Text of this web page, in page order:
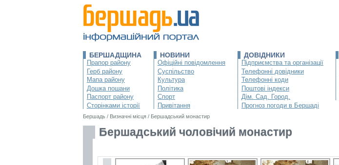
БЕРШАДЩИНА
Прапор району
Герб району
Мапа району
Дошка пошани
Паспорт району
Сторінками історії
НОВИНИ
Офіційні повідомлення
Суспільство
Культура
Політика
Спорт
Привітання
ДОВІДНИКИ
Підприємства та організації
Телефонні довідники
Телефонні коди
Поштові індекси
Дім. Сад. Город.
Прогноз погоди в Бершаді
Бершадь / Визначні місця / Бершадський монастир
Бершадський чоловічий монастир